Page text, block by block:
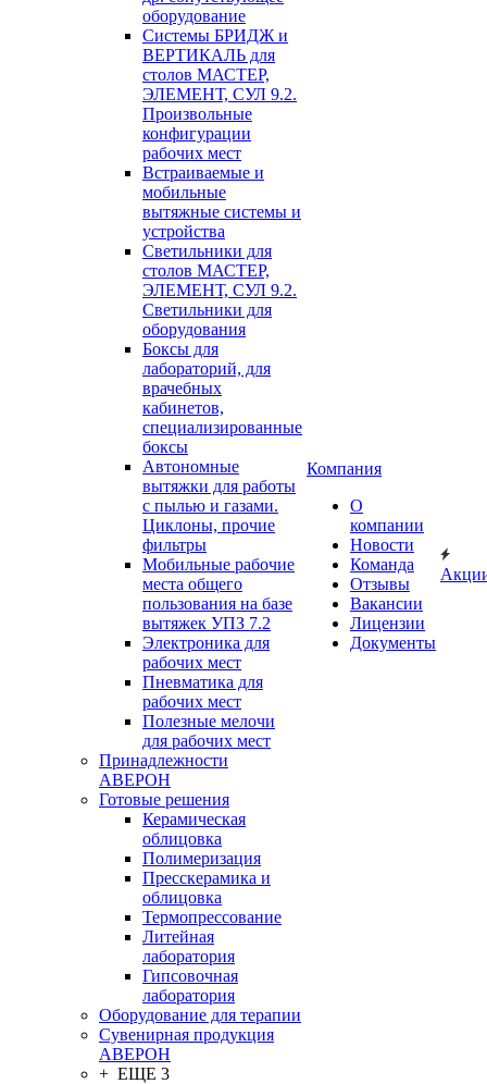
оборудование
Системы БРИДЖ и
ВЕРТИКАЛЬ для
столов МАСТЕР,
ЭЛЕМЕНТ, СУЛ 9.2.
Произвольные
конфигурации
рабочих мест
Встраиваемые и
мобильные
вытяжные системы и
устройства
Светильники для
столов МАСТЕР,
ЭЛЕМЕНТ, СУЛ 9.2.
Светильники для
оборудования
Боксы для
лабораторий, для
врачебных
кабинетов,
специализированные
боксы
Автономные
вытяжки для работы
с пылью и газами.
Циклоны, прочие
фильтры
Мобильные рабочие
места общего
пользования на базе
вытяжек УПЗ 7.2
Электроника для
рабочих мест
Пневматика для
рабочих мест
Полезные мелочи
для рабочих мест
Принадлежности
АВЕРОН
Готовые решения
Керамическая
облицовка
Полимеризация
Пресскерамика и
облицовка
Термопрессование
Литейная
лаборатория
Гипсовочная
лаборатория
Оборудование для терапии
Сувенирная продукция
АВЕРОН
+ ЕЩЕ 3
Компания
О
компании
Новости
Команда
Отзывы
Вакансии
Лицензии
Документы